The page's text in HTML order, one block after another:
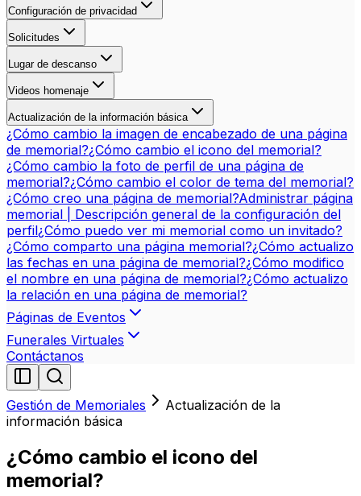
Configuración de privacidad
Solicitudes
Lugar de descanso
Videos homenaje
Actualización de la información básica
¿Cómo cambio la imagen de encabezado de una página
de memorial?¿Cómo cambio el icono del memorial?
¿Cómo cambio la foto de perfil de una página de
memorial?¿Cómo cambio el color de tema del memorial?
¿Cómo creo una página de memorial?Administrar página
memorial | Descripción general de la configuración del
perfil¿Cómo puedo ver mi memorial como un invitado?
¿Cómo comparto una página memorial?¿Cómo actualizo
las fechas en una página de memorial?¿Cómo modifico
el nombre en una página de memorial?¿Cómo actualizo
la relación en una página de memorial?
Páginas de Eventos
Funerales Virtuales
Contáctanos
Gestión de Memoriales
Actualización de la
información básica
¿Cómo cambio el icono del
memorial?